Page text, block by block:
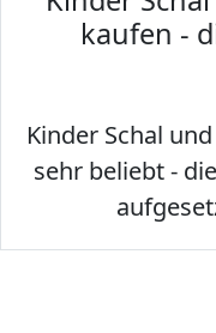
kaufen -
Kinder Schal
sehr beliebt -